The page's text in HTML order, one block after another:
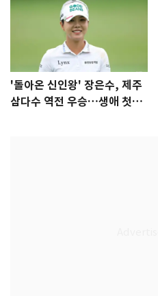
'돌아온 신인왕' 장은수, 제주
삼다수 역전 우승…생애 첫승